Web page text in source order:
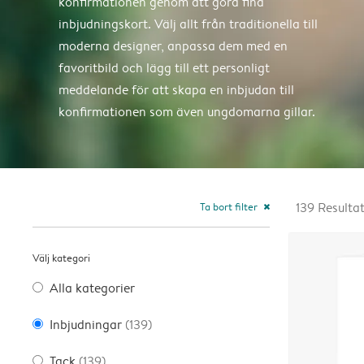
inbjudningskort. Välj allt från traditionella till
moderna designer, anpassa dem med en
favoritbild och lägg till ett personligt
meddelande för att skapa en inbjudan till
konfirmationen som även ungdomarna gillar.
Ta bort filter close
Välj kategori
Alla kategorier
Inbjudningar (139)
139 Resultat